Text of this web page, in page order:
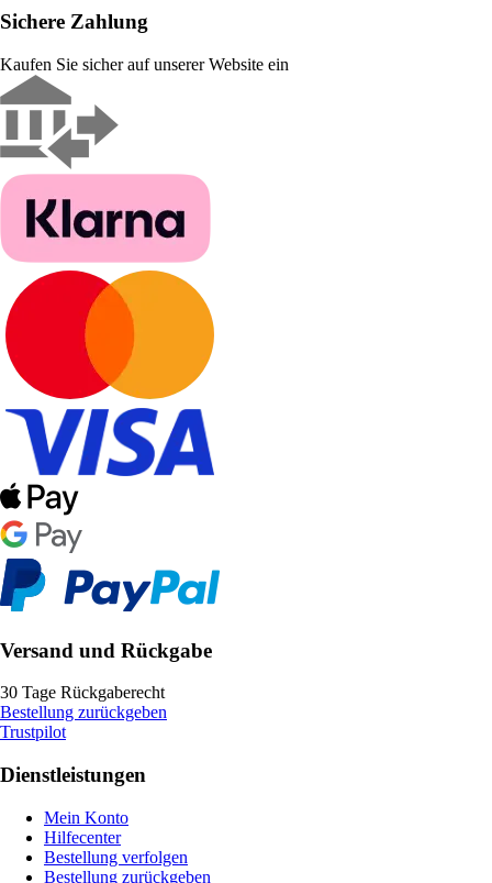
Sichere Zahlung
Kaufen Sie sicher auf unserer Website ein
Versand und Rückgabe
30 Tage Rückgaberecht
Bestellung zurückgeben
Trustpilot
Dienstleistungen
Mein Konto
Hilfecenter
Bestellung verfolgen
Bestellung zurückgeben